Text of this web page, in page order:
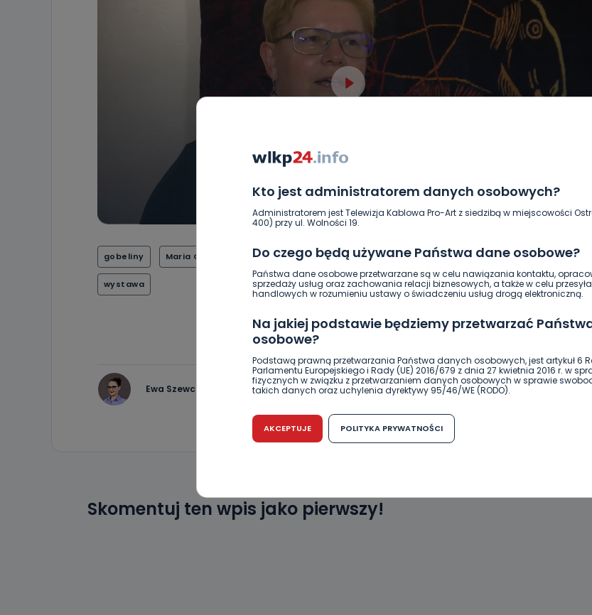
Kto jest administratorem danych osobowych?
Administratorem jest Telewizja Kablowa Pro-Art z siedzibą w miejscowości
400) przy ul. Wolności 19.
Do czego będą używane Państwa dane osobowe?
Państwa dane osobowe przetwarzane są w celu nawiązania kontaktu,
sprzedaży usług oraz zachowania relacji biznesowych, a także w celu
handlowych w rozumieniu ustawy o świadczeniu usług drogą elektroniczną.
Na jakiej podstawie będziemy przetwarzać
osobowe?
Podstawą prawną przetwarzania Państwa danych osobowych, jest artykuł 6
Parlamentu Europejskiego i Rady (UE) 2016/679 z dnia 27 kwietnia 2016 r. w
fizycznych w związku z przetwarzaniem danych osobowych w sprawie
takich danych oraz uchylenia dyrektywy 95/46/WE (RODO).
Czy jest możliwość cofnięcia zgody?
Podanie danych osobowych jest dobrowolne, nie jest wymogiem ustawowym
Kiedy i komu możemy przekazać Państwa dane?
AKCEPTUJE POLITYKA PRYWATNOŚCI
gobeliny Maria Gostylla-Pachucka Muzeum Regionalne w Ostrzeszowie. skarby jaskini Lascaux
wystawa
Ewa Szewczyk NAPISZ DO AUTORA
Skomentuj ten wpis jako pierwszy!